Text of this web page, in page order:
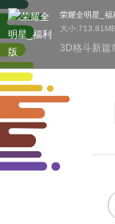
荣耀全明星_福
大小
3D格斗新篇